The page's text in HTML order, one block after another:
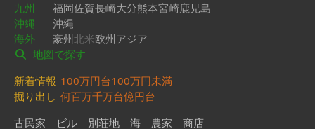
九州
福岡佐賀長崎大分熊本宮崎鹿児島
沖縄
沖縄
海外
豪州北米欧州アジア
地図で探す
新着情報 100万円台100万円未満
掘り出し 何百万千万台億円台
古民家
ビル 別荘地 海 農家
商店